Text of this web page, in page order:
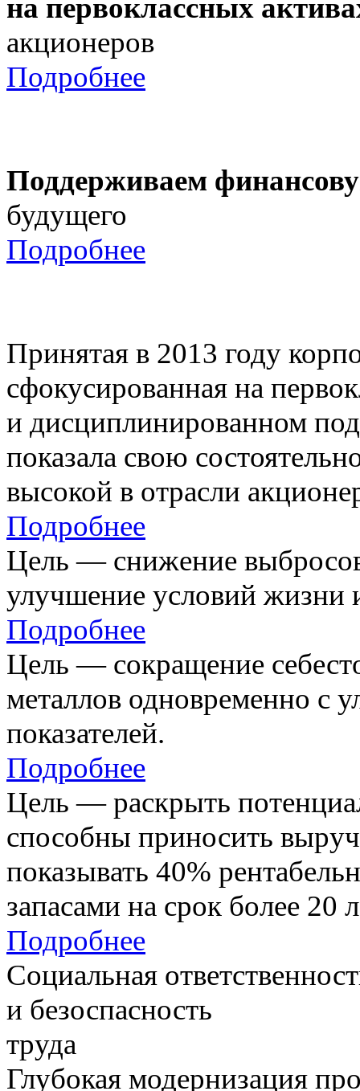
на первоклассных
акционеров
Подробнее
Поддерживаем
будущего
Подробнее
Принятая в 2013 году
сфокусированная на
и дисциплинированном
показала свою
высокой в отрасли
Подробнее
Цель — снижение
улучшение условий жизни
Подробнее
Цель — сокращение
металлов одновременно с
показателей.
Подробнее
Цель — раскрыть
способны приносить
показывать 40%
запасами на срок более 20
Подробнее
Социальная
и безоспасность
труда
Глубокая модернизация